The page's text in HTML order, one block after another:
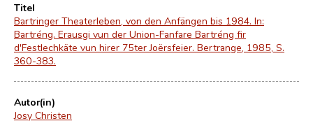
Titel
Bartringer Theaterleben, von den Anfängen bis 1984. In:
Bartréng. Erausgi vun der Union-Fanfare Bartréng fir
d'Festlechkäte vun hirer 75ter Joërsfeier. Bertrange, 1985, S.
360-383.
Autor(in)
Josy Christen